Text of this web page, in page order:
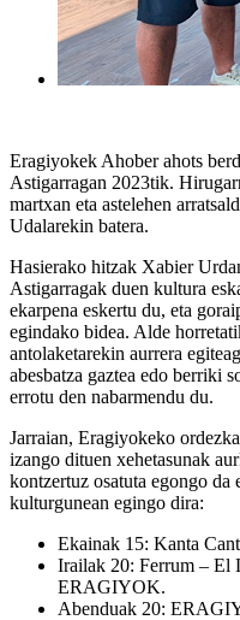
Eragiyokek Ahober ahots
Astigarragan 2023tik.
martxan eta astelehen
Udalarekin batera.
Hasierako hitzak Xabier
Astigarragak duen kultura
ekarpena eskertu du, eta
egindako bidea. Alde
antolaketarekin aurrera
abesbatza gaztea edo berriki
errotu den nabarmendu du.
Jarraian, Eragiyokeko
izango dituen xehetasunak
kontzertuz osatuta egongo
kulturgunean egingo dira:
Ekainak 15: Kanta
Irailak 20: Ferrum – El
ERAGIYOK.
Abenduak 20: